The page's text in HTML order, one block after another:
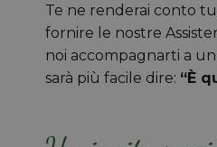
Te ne renderai conto
fornire le nostre
noi accompagnarti a
sarà più facile dire: “È